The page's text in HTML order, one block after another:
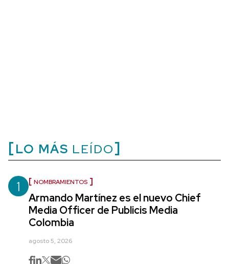
LO MÁS LEÍDO
1 NOMBRAMIENTOS
Armando Martínez es el nuevo Chief
Media Officer de Publicis Media
Colombia
agosto 5, 2026